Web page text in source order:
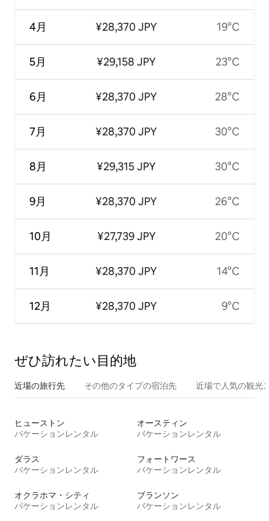
4月
5月
6月
7月
8月
9月
10月
11月
12月
¥28,370 JPY
¥29,158 JPY
¥28,370 JPY
¥28,370 JPY
¥29,315 JPY
¥28,370 JPY
¥27,739 JPY
¥28,370 JPY
¥28,370 JPY
19°C
23°C
28°C
30°C
30°C
26°C
20°C
14°C
9°C
ぜひ訪⁠れ⁠た⁠い目⁠的⁠地
近場の旅行先 その他のタ⁠イ⁠プ⁠の宿⁠泊⁠先 近場で人気の観光
ヒューストン
バケーションレンタル
オースティン
バケーションレンタル
ダラス
バケーションレンタル
フォートワース
バケーションレンタル
オクラホマ・シティ
バケーションレンタル
ブランソン
バケーションレンタル